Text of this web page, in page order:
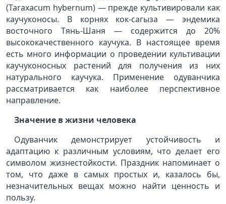
(Taraxacum hybernum) — прежде культивировали как
каучуконосы. В корнях кок-сагыза — эндемика
восточного Тянь-Шаня — содержится до 20%
высококачественного каучука. В настоящее время
есть много информации о проведении культивации
каучуконосных растений для получения из них
натурального каучука. Применение одуванчика
рассматривается как наиболее перспективное
направление.
Значение в жизни человека
Одуванчик демонстрирует устойчивость и
адаптацию к различным условиям, что делает его
символом жизнестойкости. Праздник напоминает о
том, что даже в самых простых и, казалось бы,
незначительных вещах можно найти ценность и
пользу.